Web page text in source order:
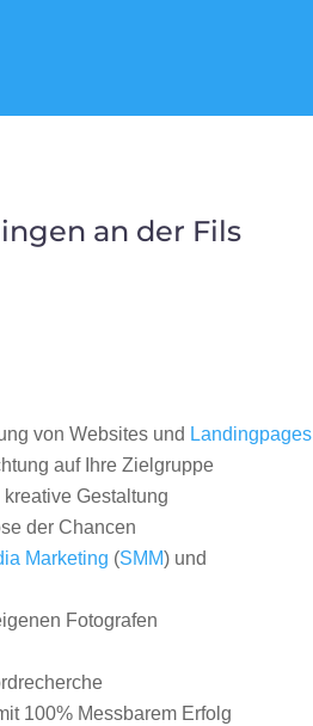
an der Fils
von Websites und Landingpages
auf Ihre Zielgruppe
Gestaltung
der Chancen
Marketing (SMM) und
Fotografen
100% Messbarem Erfolg